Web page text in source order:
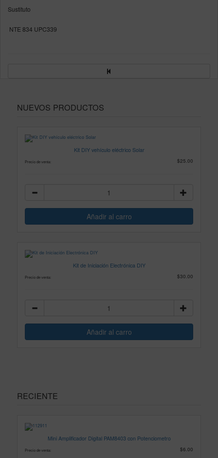
Sustituto
NTE 834 UPC339
NUEVOS PRODUCTOS
Kit DIY vehículo eléctrico Solar
Precio de venta: $25.00
Kit de Iniciación Electrónica DIY
Precio de venta: $30.00
RECIENTE
Mini Amplificador Digital PAM8403 con Potenciometro
Precio de venta: $6.00